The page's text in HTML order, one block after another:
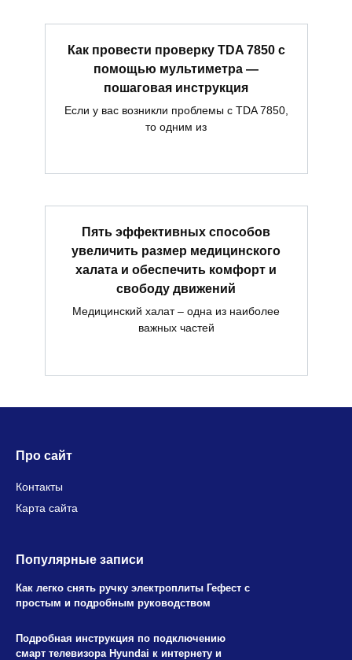
Как провести проверку TDA 7850 с
помощью мультиметра —
пошаговая инструкция
Если у вас возникли проблемы с TDA 7850,
то одним из
Пять эффективных способов
увеличить размер медицинского
халата и обеспечить комфорт и
свободу движений
Медицинский халат – одна из наиболее
важных частей
Про сайт
Контакты
Карта сайта
Популярные записи
Как легко снять ручку электроплиты Гефест с
простым и подробным руководством
Подробная инструкция по подключению
смарт телевизора Hyundai к интернету и